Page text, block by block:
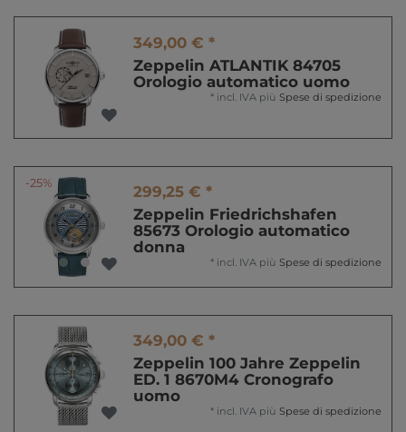
349,00 € *
Zeppelin ATLANTIK 84705
Orologio automatico uomo
* incl. IVA più Spese di spedizione
-25%
299,25 € *
Zeppelin Friedrichshafen
85673 Orologio automatico
donna
* incl. IVA più Spese di spedizione
349,00 € *
Zeppelin 100 Jahre Zeppelin
ED. 1 8670M4 Cronografo
uomo
* incl. IVA più Spese di spedizione